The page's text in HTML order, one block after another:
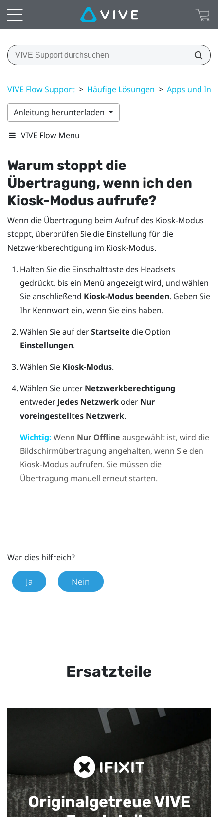
VIVE Flow Support > Häufige Lösungen > Apps und
Anleitung herunterladen
VIVE Flow Menu
Warum stoppt die
Übertragung, wenn ich den
Kiosk-Modus aufrufe?
Wenn die Übertragung beim Aufruf des Kiosk-Modus
stoppt, überprüfen Sie die Einstellung für die
Netzwerkberechtigung im Kiosk-Modus.
Halten Sie die Einschalttaste des Headsets
gedrückt, bis ein Menü angezeigt wird, und wählen
Sie anschließend Kiosk-Modus beenden. Geben Sie
Ihr Kennwort ein, wenn Sie eins haben.
Wählen Sie auf derStartseite die Option
Einstellungen.
Wählen Sie Kiosk-Modus.
Wählen Sie unter Netzwerkberechtigung
entweder Jedes Netzwerkoder Nur
voreingestelltes Netzwerk.
Wichtig: Wenn Nur Offline ausgewählt ist, wird die
Bildschirmübertragung angehalten, wenn Sie den
Kiosk-Modus aufrufen. Sie müssen die
Übertragung manuell erneut starten.
War dies hilfreich?
Ja Nein
Ersatzteile
Originalgetreue VIVE